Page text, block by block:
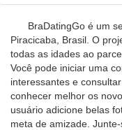
BraDatingGo é um
Piracicaba, Brasil. O
todas as idades ao
Você pode iniciar uma
interessantes e
conhecer melhor os
usuário adicione belas
meta de amizade.